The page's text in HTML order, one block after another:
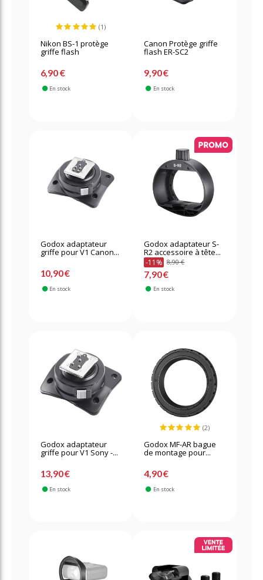
(1)
Nikon BS-1 protège
griffe flash
6,90 €
En stock
Canon Protège griffe
flash ER-SC2
9,90 €
En stock
Godox adaptateur
griffe pour V1 Canon...
10,90 €
En stock
Godox adaptateur S-
R2 accessoire à tête...
-11% 8,90 €
7,90 €
En stock
Godox adaptateur
griffe pour V1 Sony -...
13,90 €
En stock
(2)
Godox MF-AR bague
de montage pour...
4,90 €
En stock